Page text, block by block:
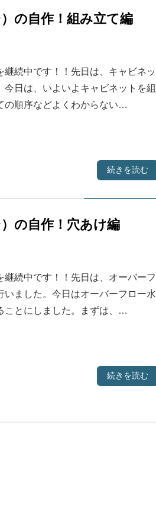
の自作！組み立て編
続中です！！先日は、キャビネッ
今日は、いよいよキャビネットを組
の順序などよくわからない…
続きを読む
の自作！穴あけ編
続中です！！先日は、オーバーフ
いました。今日はオーバーフロー水
ことにしました。まずは、…
続きを読む